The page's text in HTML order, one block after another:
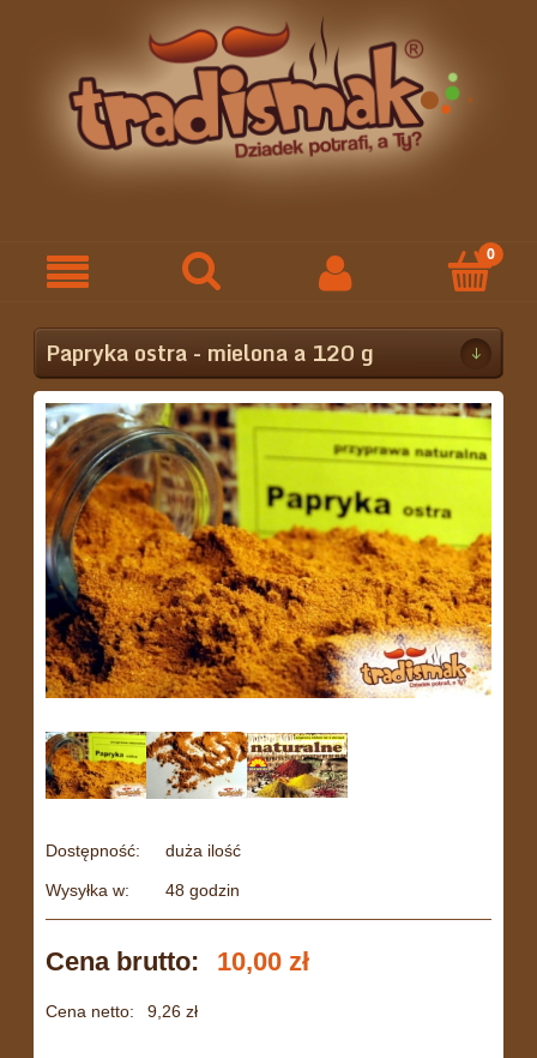
Papryka ostra - mielona a 120 g
Dostępność: duża ilość
Wysyłka w: 48 godzin
Cena brutto: 10,00 zł
Cena netto: 9,26 zł